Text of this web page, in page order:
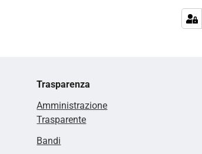
Trasparenza
Amministrazione
Trasparente
Bandi